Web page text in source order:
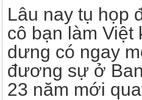
Lâu nay tụ họp
cô bạn làm
dưng có ngay
đương sự ở
23 năm mới